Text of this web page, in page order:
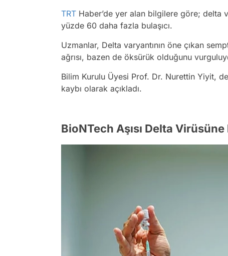
TRT Haber’de yer alan bilgilere göre; delta
yüzde 60 daha fazla bulaşıcı.
Uzmanlar, Delta varyantının öne çıkan
ağrısı, bazen de öksürük olduğunu
Bilim Kurulu Üyesi Prof. Dr. Nurettin Yiyit,
kaybı olarak açıkladı.
BioNTech Aşısı Delta